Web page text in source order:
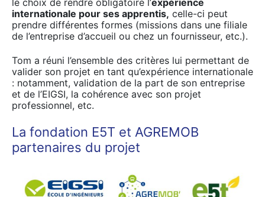
internationale pour ses apprentis, celle-ci peut
prendre différentes formes (missions dans une filiale
de l’entreprise d’accueil ou chez un fournisseur, etc.).
Tom a réuni l’ensemble des critères lui permettant de
valider son projet en tant qu’expérience internationale
: notamment, validation de la part de son entreprise
et de l’EIGSI, la cohérence avec son projet
professionnel, etc.
La fondation E5T et AGREMOB
partenaires du projet